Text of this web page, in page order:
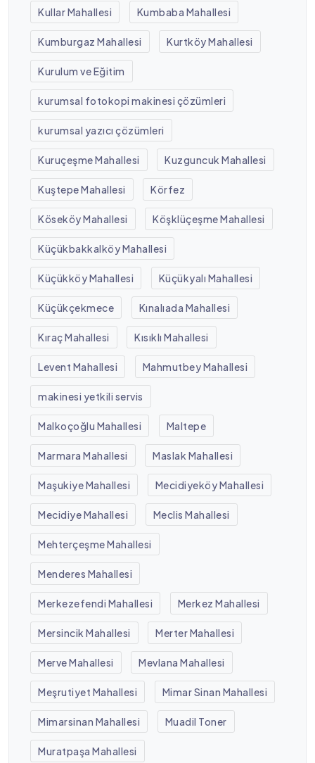
Kullar Mahallesi Kumbaba Mahallesi
Kumburgaz Mahallesi Kurtköy Mahallesi
Kurulum ve Eğitim
kurumsal fotokopi makinesi çözümleri
kurumsal yazıcı çözümleri
Kuruçeşme Mahallesi Kuzguncuk Mahallesi
Kuştepe Mahallesi Körfez
Köseköy Mahallesi Köşklüçeşme Mahallesi
Küçükbakkalköy Mahallesi
Küçükköy Mahallesi Küçükyalı Mahallesi
Küçükçekmece Kınalıada Mahallesi
Kıraç Mahallesi Kısıklı Mahallesi
Levent Mahallesi Mahmutbey Mahallesi
makinesi yetkili servis
Malkoçoğlu Mahallesi Maltepe
Marmara Mahallesi Maslak Mahallesi
Maşukiye Mahallesi Mecidiyeköy Mahallesi
Mecidiye Mahallesi Meclis Mahallesi
Mehterçeşme Mahallesi
Menderes Mahallesi
Merkezefendi Mahallesi Merkez Mahallesi
Mersincik Mahallesi Merter Mahallesi
Merve Mahallesi Mevlana Mahallesi
Meşrutiyet Mahallesi Mimar Sinan Mahallesi
Mimarsinan Mahallesi Muadil Toner
Muratpaşa Mahallesi